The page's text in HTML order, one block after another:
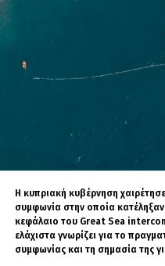
Η Τουρκία, μέσα από
Κρατών, επιχειρεί να
ηγέτης ενός
εκτείνεται από την
Ασία. Στον οργανισμό
άλλων, το
Κιργιστάν, δηλαδή
για τη ρωσική
Για τη Μόσχα, αυτή η
ανησυχητική. Το
δεν είναι απλώς
ταυτόχρονα χώρες
δεσμούς με τη
Η κυπριακή κυβέρνηση
συμφωνία στην οποία
κεφάλαιο του Great Sea
ελάχιστα γνωρίζει για το
συμφωνίας και τη σημασία της